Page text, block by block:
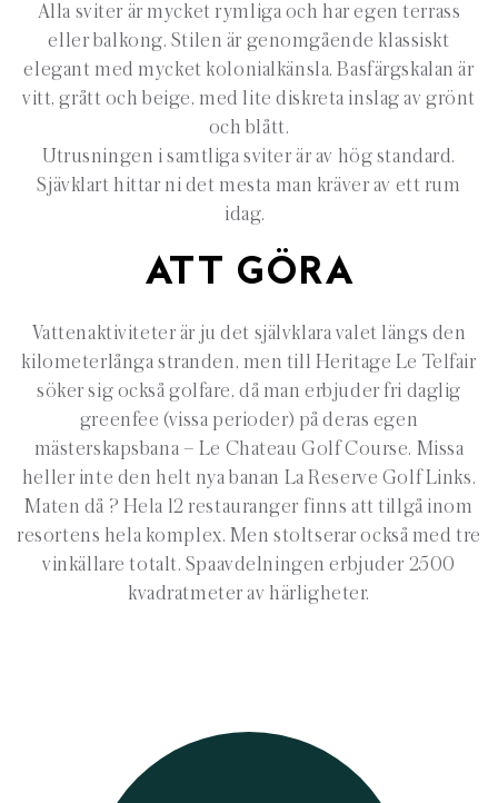
Alla sviter är mycket rymliga och har egen terrass
eller balkong. Stilen är genomgående klassiskt
elegant med mycket kolonialkänsla. Basfärgskalan är
vitt, grått och beige, med lite diskreta inslag av grönt
och blått.
Utrusningen i samtliga sviter är av hög standard.
Sjävklart hittar ni det mesta man kräver av ett rum
idag.
ATT GÖRA
Vattenaktiviteter är ju det självklara valet längs den
kilometerlånga stranden, men till Heritage Le Telfair
söker sig också golfare, då man erbjuder fri daglig
greenfee (vissa perioder) på deras egen
mästerskapsbana – Le Chateau Golf Course. Missa
heller inte den helt nya banan La Reserve Golf Links.
Maten då ? Hela 12 restauranger finns att tillgå inom
resortens hela komplex. Men stoltserar också med tre
vinkällare totalt. Spaavdelningen erbjuder 2500
kvadratmeter av härligheter.